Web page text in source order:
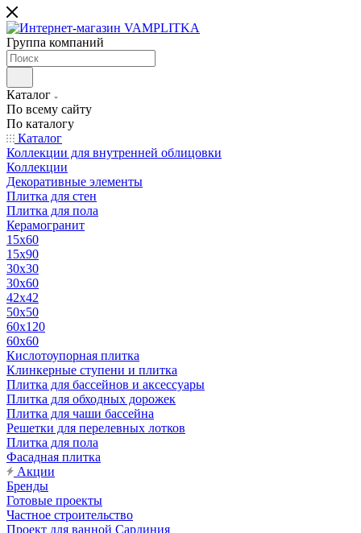
Группа компаний
Каталог
По всему сайту
По каталогу
Каталог
Коллекции для внутренней облицовки
Коллекции
Декоративные элементы
Плитка для стен
Плитка для пола
Керамогранит
15х60
15x90
30х30
30х60
42х42
50х50
60х120
60х60
Кислотоупорная плитка
Клинкерные ступени и плитка
Плитка для бассейнов и аксессуары
Плитка для обходных дорожек
Плитка для чаши бассейна
Решетки для перелевных лотков
Плитка для пола
Фасадная плитка
Акции
Бренды
Готовые проекты
Частное строительство
Проект для ванной Сардиния